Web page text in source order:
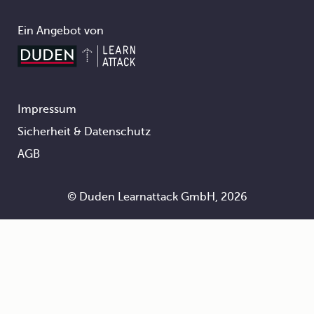
Ein Angebot von
Footer
Impressum
Sicherheit & Datenschutz
AGB
© Duden Learnattack GmbH, 2026